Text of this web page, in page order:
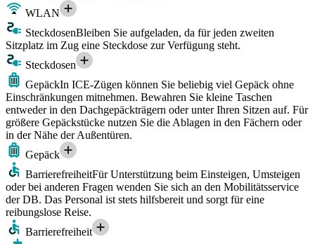
WLAN
SteckdosenBleiben Sie aufgeladen, da für jeden zweiten
Sitzplatz im Zug eine Steckdose zur Verfügung steht.
Steckdosen
GepäckIn ICE-Zügen können Sie beliebig viel Gepäck ohne
Einschränkungen mitnehmen. Bewahren Sie kleine Taschen
entweder in den Dachgepäckträgern oder unter Ihren Sitzen auf. Für
größere Gepäckstücke nutzen Sie die Ablagen in den Fächern oder
in der Nähe der Außentüren.
Gepäck
BarrierefreiheitFür Unterstützung beim Einsteigen, Umsteigen
oder bei anderen Fragen wenden Sie sich an den Mobilitätsservice
der DB. Das Personal ist stets hilfsbereit und sorgt für eine
reibungslose Reise.
Barrierefreiheit